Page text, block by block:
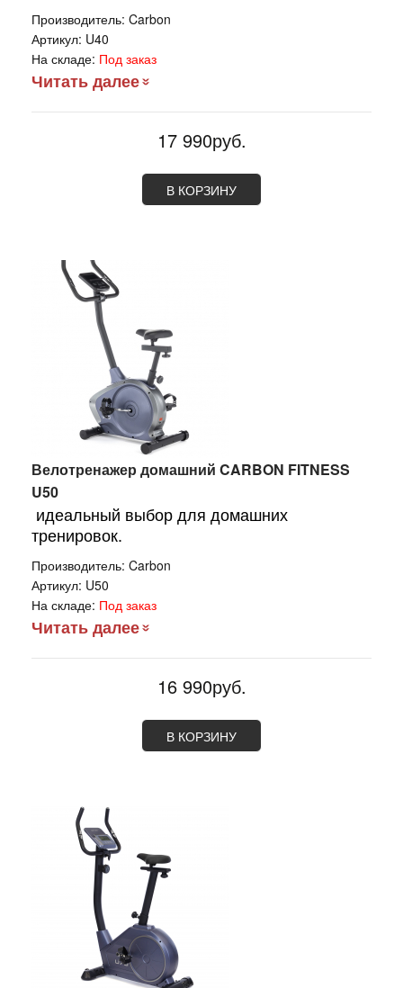
Производитель: Carbon
Артикул: U40
На складе: Под заказ
Читать далее
17 990руб.
В КОРЗИНУ
Велотренажер домашний CARBON FITNESS
U50
идеальный выбор для домашних
тренировок.
Производитель: Carbon
Артикул: U50
На складе: Под заказ
Читать далее
16 990руб.
В КОРЗИНУ